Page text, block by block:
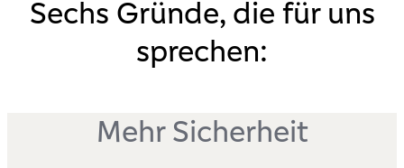
Sechs Gründe, die für uns
sprechen:
Mehr Sicherheit